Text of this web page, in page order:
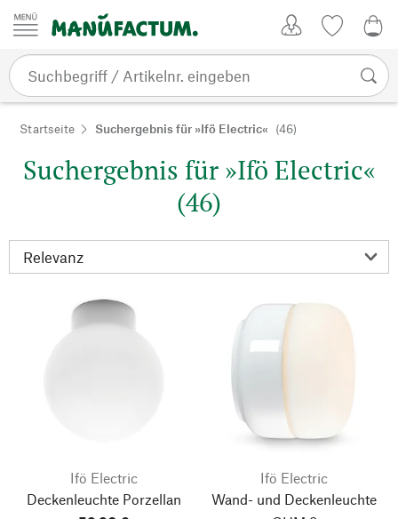
Zum Inhalt springen
Startseite Suchergebnis für »Ifö Electric« (46)
Suchergebnis für »Ifö Electric«
(46)
Ifö Electric
Deckenleuchte Porzellan
Ifö Electric
Wand- und Deckenleuchte